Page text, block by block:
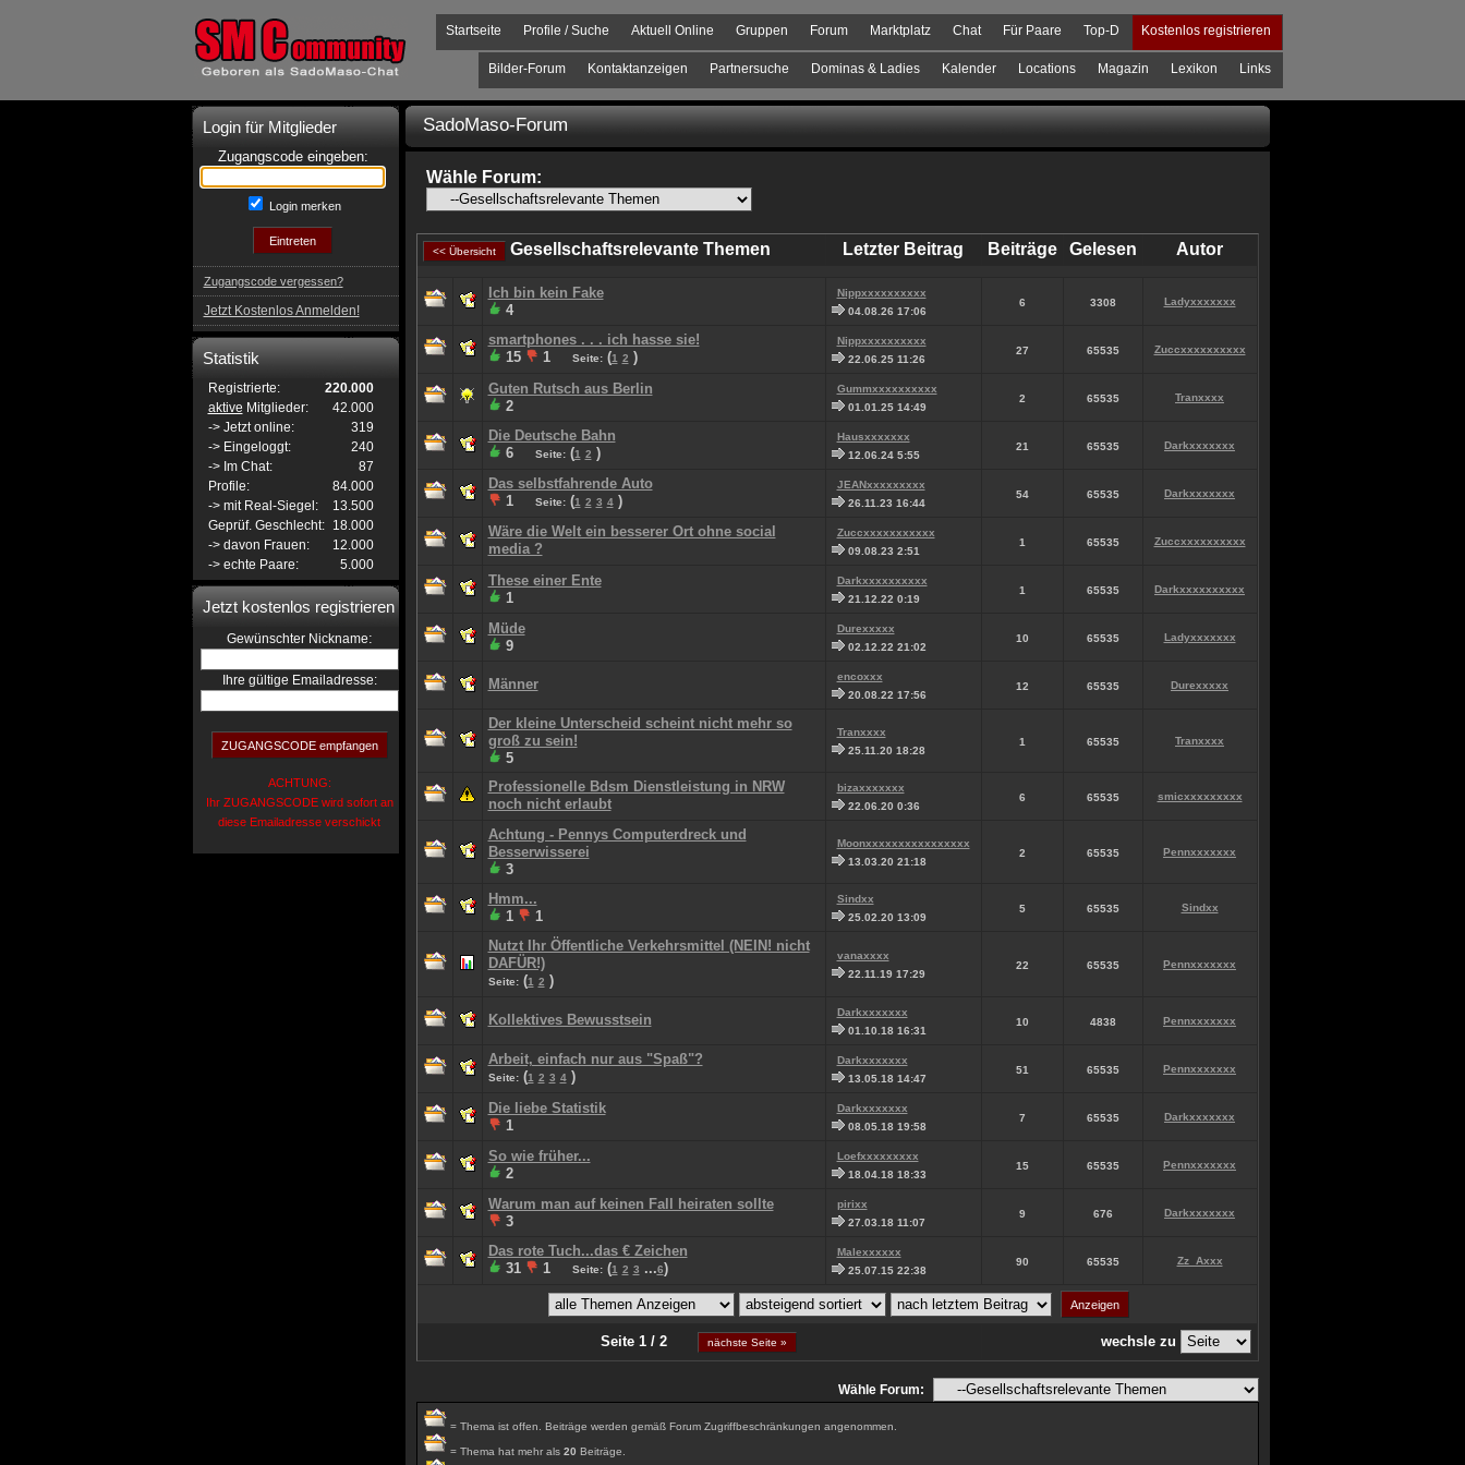
Kostenlos registrieren
Top-D
Für Paare
Chat
Marktplatz
Forum
Gruppen
Aktuell Online
Profile / Suche
Startseite
Links
Lexikon
Magazin
Locations
Kalender
Dominas & Ladies
Partnersuche
Kontaktanzeigen
Bilder-Forum
Login für Mitglieder
Zugangscode eingeben:
Login merken
Zugangscode vergessen?
Jetzt Kostenlos Anmelden!
Statistik
Registrierte:
220.000
aktive Mitglieder:
42.000
-> Jetzt online:
319
-> Eingeloggt:
240
-> Im Chat:
87
Profile:
84.000
-> mit Real-Siegel:
13.500
Geprüf. Geschlecht:
18.000
-> davon Frauen:
12.000
-> echte Paare:
5.000
Jetzt kostenlos registrieren
Gewünschter Nickname:
Ihre gültige Emailadresse:
ACHTUNG:
Ihr ZUGANGSCODE wird sofort an
diese Emailadresse verschickt
SadoMaso-Forum
Wähle Forum:
<< Übersicht Gesellschaftsrelevante Themen Letzter Beitrag Beiträge Gelesen Autor
Ich bin kein Fake
4
Nippxxxxxxxxxx
04.08.26 17:06
6 3308 Ladyxxxxxxx
smartphones . . . ich hasse sie!
15
1 Seite:(1 2 )
Nippxxxxxxxxxx
22.06.25 11:26
27 65535 Zuccxxxxxxxxxx
Guten Rutsch aus Berlin
2
Gummxxxxxxxxxx
01.01.25 14:49
2 65535 Tranxxxx
Die Deutsche Bahn
6
Seite:(1 2 )
Hausxxxxxxx
12.06.24 5:55
21 65535 Darkxxxxxxx
Das selbstfahrende Auto
1
Seite:(1 2 3 4)
JEANxxxxxxxxx
26.11.23 16:44
54 65535 Darkxxxxxxx
Wäre die Welt ein besserer Ort ohne social
media ?
Zuccxxxxxxxxxxx
09.08.23 2:51
1 65535 Zuccxxxxxxxxxx
These einer Ente
1
Darkxxxxxxxxxx
21.12.22 0:19
1 65535 Darkxxxxxxxxxx
Müde
9
Durexxxxx
02.12.22 21:02
10 65535 Ladyxxxxxxx
Männer
encoxxx
20.08.22 17:56
12 65535 Durexxxxx
Der kleine Unterscheid scheint nicht mehr so
groß zu sein!
5
Tranxxxx
25.11.20 18:28
1 65535 Tranxxxx
Professionelle Bdsm Dienstleistung in NRW
noch nicht erlaubt
bizaxxxxxxx
22.06.20 0:36
6 65535 smicxxxxxxxxx
Achtung - Pennys Computerdreck und
Besserwisserei
3
Moonxxxxxxxxxxxxxxxx
13.03.20 21:18
2 65535 Pennxxxxxxx
Hmm...
1
1
Sindxx
25.02.20 13:09
5 65535 Sindxx
Nutzt Ihr Öffentliche Verkehrsmittel (NEIN! nicht
DAFÜR!)
Seite:(1 2 )
vanaxxxx
22.11.19 17:29
22 65535 Pennxxxxxxx
Kollektives Bewusstsein
Darkxxxxxxx
01.10.18 16:31
10 4838 Pennxxxxxxx
Arbeit, einfach nur aus "Spaß"?
Seite:(1 2 3 4)
Darkxxxxxxx
13.05.18 14:47
51 65535 Pennxxxxxxx
Die liebe Statistik
1
Darkxxxxxxx
08.05.18 19:58
7 65535 Darkxxxxxxx
So wie früher...
2
Loefxxxxxxxxx
18.04.18 18:33
15 65535 Pennxxxxxxx
Warum man auf keinen Fall heiraten sollte
3
pirixx
27.03.18 11:07
9 676 Darkxxxxxxx
Das rote Tuch...das € Zeichen
31
1 Seite:(1 2 3 ...6)
Malexxxxxx
25.07.15 22:38
90 65535 Zz_Axxx
Seite 1 / 2 nächste Seite » wechsle zu
Wähle Forum:
= Thema ist offen. Beiträge werden gemäß Forum Zugriffbeschränkungen angenommen.
= Thema hat mehr als 20 Beiträge.